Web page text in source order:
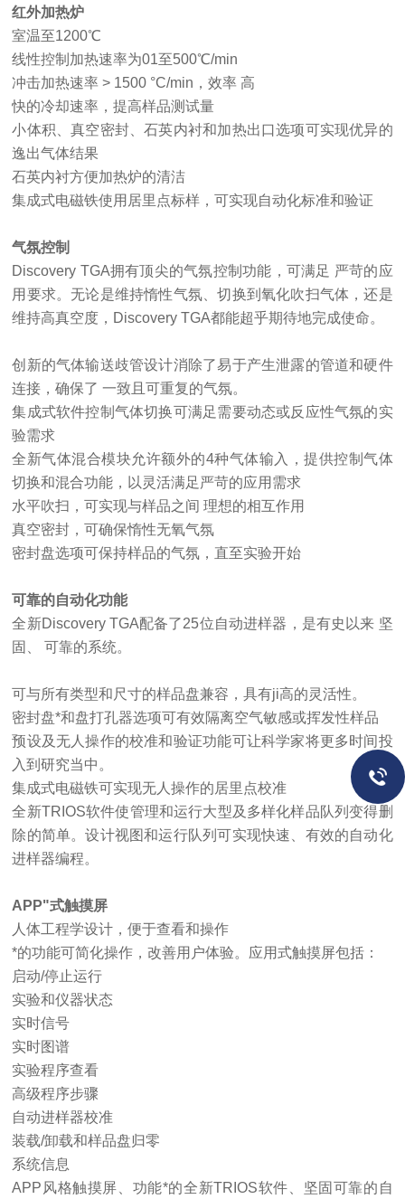
红外加热炉
室温至1200℃
线性控制加热速率为01至500℃/min
冲击加热速率 > 1500 °C/min，效率 高
快的冷却速率，提高样品测试量
小体积、真空密封、石英内衬和加热出口选项可实现优异的
逸出气体结果
石英内衬方便加热炉的清洁
集成式电磁铁使用居里点标样，可实现自动化标准和验证
气氛控制
Discovery TGA拥有顶尖的气氛控制功能，可满足 严苛的应
用要求。无论是维持惰性气氛、切换到氧化吹扫气体，还是
维持高真空度，Discovery TGA都能超乎期待地完成使命。
创新的气体输送歧管设计消除了易于产生泄露的管道和硬件
连接，确保了 一致且可重复的气氛。
集成式软件控制气体切换可满足需要动态或反应性气氛的实
验需求
全新气体混合模块允许额外的4种气体输入，提供控制气体
切换和混合功能，以灵活满足严苛的应用需求
水平吹扫，可实现与样品之间 理想的相互作用
真空密封，可确保惰性无氧气氛
密封盘选项可保持样品的气氛，直至实验开始
可靠的自动化功能
全新Discovery TGA配备了25位自动进样器，是有史以来 坚
固、 可靠的系统。
可与所有类型和尺寸的样品盘兼容，具有ji高的灵活性。
密封盘*和盘打孔器选项可有效隔离空气敏感或挥发性样品
预设及无人操作的校准和验证功能可让科学家将更多时间投
入到研究当中。
集成式电磁铁可实现无人操作的居里点校准
全新TRIOS软件使管理和运行大型及多样化样品队列变得删
除的简单。设计视图和运行队列可实现快速、有效的自动化
进样器编程。
APP"式触摸屏
人体工程学设计，便于查看和操作
*的功能可简化操作，改善用户体验。应用式触摸屏包括：
启动/停止运行
实验和仪器状态
实时信号
实时图谱
实验程序查看
高级程序步骤
自动进样器校准
装载/卸载和样品盘归零
系统信息
APP风格触摸屏、功能*的全新TRIOS软件、坚固可靠的自